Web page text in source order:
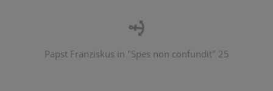
Papst Franziskus in "Spes non confundit" 25